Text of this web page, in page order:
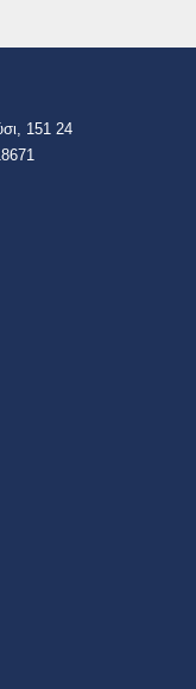
151 24